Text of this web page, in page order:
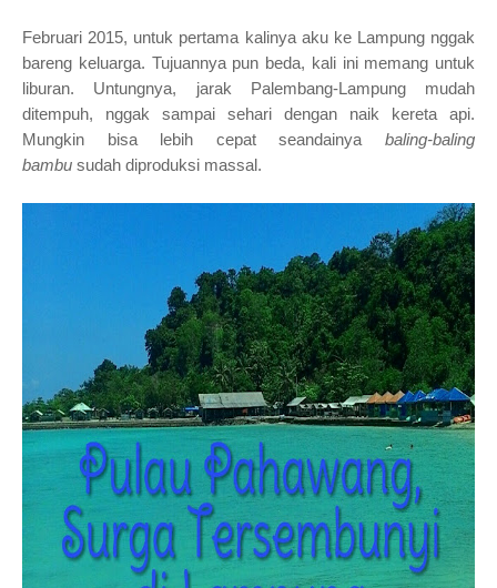
Februari 2015, untuk pertama kalinya aku ke Lampung nggak
bareng keluarga. Tujuannya pun beda, kali ini memang untuk
liburan. Untungnya, jarak Palembang-Lampung mudah
ditempuh, nggak sampai sehari dengan naik kereta api.
Mungkin bisa lebih cepat seandainya baling-baling
bambu sudah diproduksi massal.